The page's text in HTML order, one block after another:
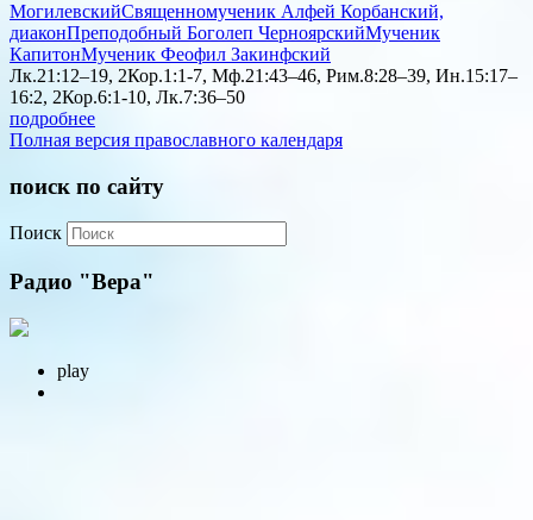
МогилевскийСвященномученик Алфей Корбанский,
диаконПреподобный Боголеп ЧерноярскийМученик
КапитонМученик Феофил Закинфский
Лк.21:12–19, 2Кор.1:1-7, Мф.21:43–46, Рим.8:28–39, Ин.15:17–
16:2, 2Кор.6:1-10, Лк.7:36–50
подробнее
Полная версия православного календаря
поиск по сайту
Поиск
Радио "Вера"
play